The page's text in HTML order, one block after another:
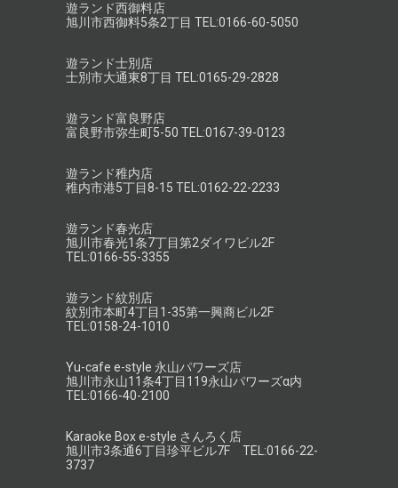
遊ランド西御料店
旭川市西御料5条2丁目 TEL:0166-60-5050
遊ランド士別店
士別市大通東8丁目 TEL:0165-29-2828
遊ランド富良野店
富良野市弥生町5-50 TEL:0167-39-0123
遊ランド稚内店
稚内市港5丁目8-15 TEL:0162-22-2233
遊ランド春光店
旭川市春光1条7丁目第2ダイワビル2F
TEL:0166-55-3355
遊ランド紋別店
紋別市本町4丁目1-35第一興商ビル2F
TEL:0158-24-1010
Yu-cafe e-style 永山パワーズ店
旭川市永山11条4丁目119永山パワーズα内
TEL:0166-40-2100
Karaoke Box e-style さんろく店
旭川市3条通6丁目珍平ビル7F TEL:0166-22-
3737